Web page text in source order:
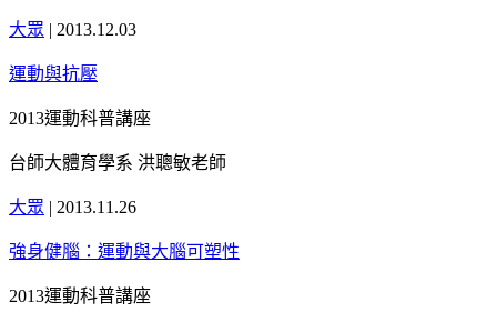
大眾 | 2013.12.03
運動與抗壓
2013運動科普講座
台師大體育學系 洪聰敏老師
大眾 | 2013.11.26
強身健腦：運動與大腦可塑性
2013運動科普講座